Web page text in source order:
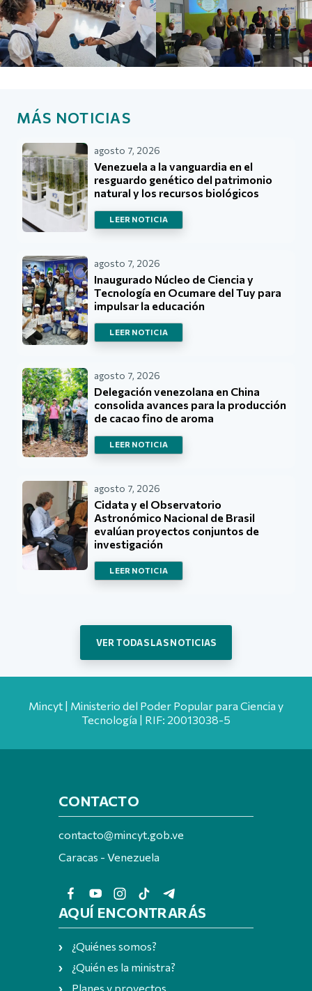
MÁS NOTICIAS
agosto 7, 2026
Venezuela a la vanguardia en el
resguardo genético del patrimonio
natural y los recursos biológicos
LEER NOTICIA
agosto 7, 2026
Inaugurado Núcleo de Ciencia y
Tecnología en Ocumare del Tuy para
impulsar la educación
LEER NOTICIA
agosto 7, 2026
Delegación venezolana en China
consolida avances para la producción
de cacao fino de aroma
LEER NOTICIA
agosto 7, 2026
Cidata y el Observatorio
Astronómico Nacional de Brasil
evalúan proyectos conjuntos de
investigación
LEER NOTICIA
VER TODAS LAS NOTICIAS
Mincyt | Ministerio del Poder Popular para Ciencia y
Tecnología | RIF: 20013038-5
CONTACTO
contacto@mincyt.gob.ve
Caracas - Venezuela
AQUÍ ENCONTRARÁS
¿Quiénes somos?
¿Quién es la ministra?
Planes y proyectos